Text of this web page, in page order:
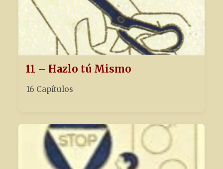
11 – Hazlo tú Mismo
16 Capítulos